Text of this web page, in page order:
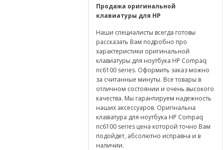
Продажа оригинальной
клавиатуры для HP
Наши специалисты всегда готовы
рассказать Вам подробно про
характеристики оригинальной
клавиатуры для ноутбука HP Compaq
nc6100 series. Оформить заказ можно
за считанные минуты. Все товары в
отличном состоянии и очень высокого
качества. Мы гарантируем надежность
наших аксессуаров. Оригінальна
клавіатура для ноутбука HP Compaq
nc6100 series цена которой точно Вам
подойдет, абсолютно исправна и в
наличии.